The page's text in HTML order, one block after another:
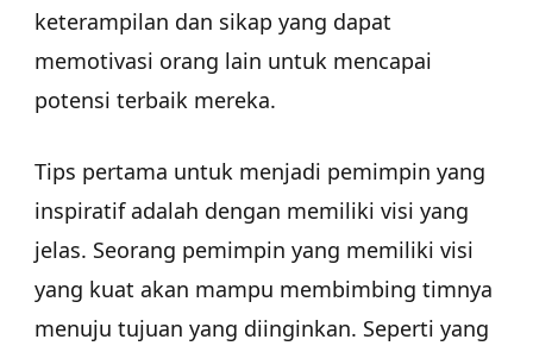
keterampilan dan sikap yang dapat
memotivasi orang lain untuk mencapai
potensi terbaik mereka.
Tips pertama untuk menjadi pemimpin yang
inspiratif adalah dengan memiliki visi yang
jelas. Seorang pemimpin yang memiliki visi
yang kuat akan mampu membimbing timnya
menuju tujuan yang diinginkan. Seperti yang